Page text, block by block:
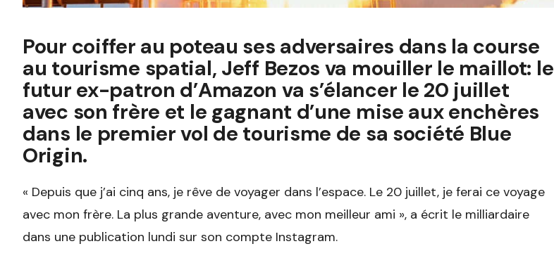
Pour coiffer au poteau ses adversaires dans la course
au tourisme spatial, Jeff Bezos va mouiller le maillot: le
futur ex-patron d’Amazon va s’élancer le 20 juillet
avec son frère et le gagnant d’une mise aux enchères
dans le premier vol de tourisme de sa société Blue
Origin.
« Depuis que j’ai cinq ans, je rêve de voyager dans l’espace. Le 20 juillet, je ferai ce voyage
avec mon frère. La plus grande aventure, avec mon meilleur ami », a écrit le milliardaire
dans une publication lundi sur son compte Instagram.